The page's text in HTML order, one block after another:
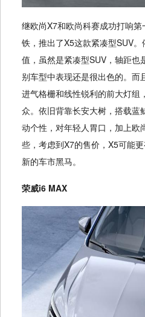
继欧尚X7和欧尚科赛成功打响
铁，推出了X5这款紧凑型SUV
值，虽然是紧凑型SUV，轴距也
别车型中表现还是很出色的。而
进气格栅和线性锐利的前大灯组
众。依旧背靠长安大树，搭载蓝
动个性，对年轻人胃口，加上欧
些，考虑到X7的售价，X5可能
新的车市黑马。
荣威i6 MAX